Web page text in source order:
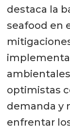
destaca la
seafood en
optimistas
demanda y
enfrentar